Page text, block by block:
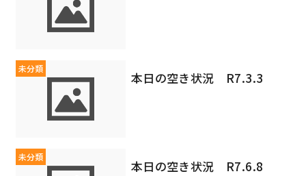
未分類
本日の空き状況 R7.3.3
未分類
本日の空き状況 R7.6.8